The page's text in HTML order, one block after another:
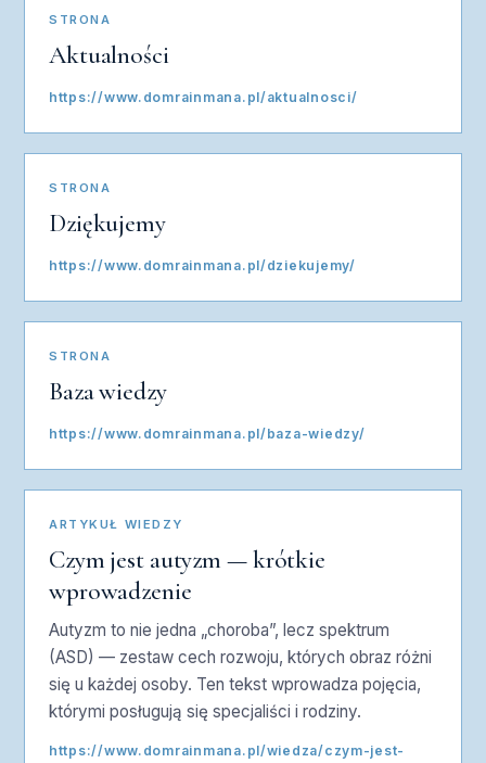
STRONA
Aktualności
https://www.domrainmana.pl/aktualnosci/
STRONA
Dziękujemy
https://www.domrainmana.pl/dziekujemy/
STRONA
Baza wiedzy
https://www.domrainmana.pl/baza-wiedzy/
ARTYKUŁ WIEDZY
Czym jest autyzm — krótkie
wprowadzenie
Autyzm to nie jedna „choroba”, lecz spektrum
(ASD) — zestaw cech rozwoju, których obraz różni
się u każdej osoby. Ten tekst wprowadza pojęcia,
którymi posługują się specjaliści i rodziny.
https://www.domrainmana.pl/wiedza/czym-jest-